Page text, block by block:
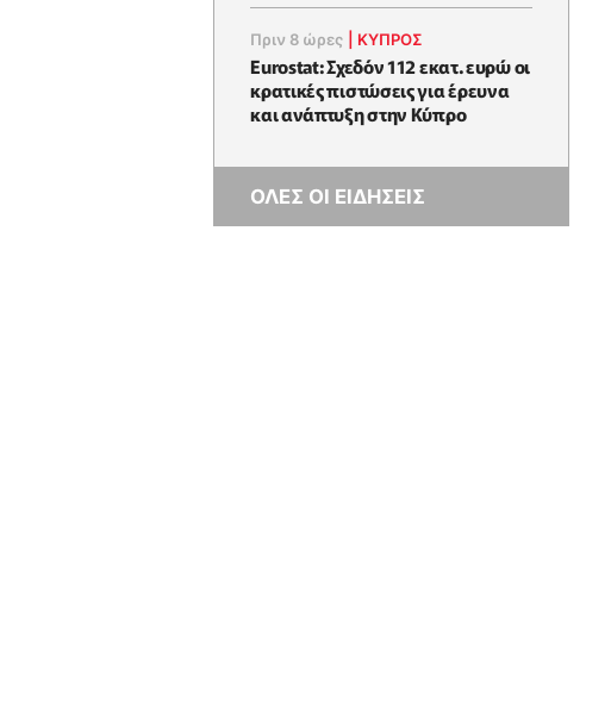
Πριν 8 ώρες ΚΥΠΡΟΣ
Eurostat: Σχεδόν 112 εκατ. ευρώ οι
κρατικές πιστώσεις για έρευνα
και ανάπτυξη στην Κύπρο
ΟΛΕΣ ΟΙ ΕΙΔΗΣΕΙΣ